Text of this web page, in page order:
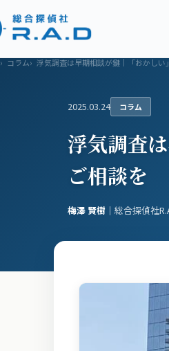
浮気調査 調査メニュー 料金プラ
コラム 浮気調査は早期相談が鍵｜「おかし
2025.03.24 コラム
浮気調査
ご相談を
梅澤 賢樹 ｜総合探偵社